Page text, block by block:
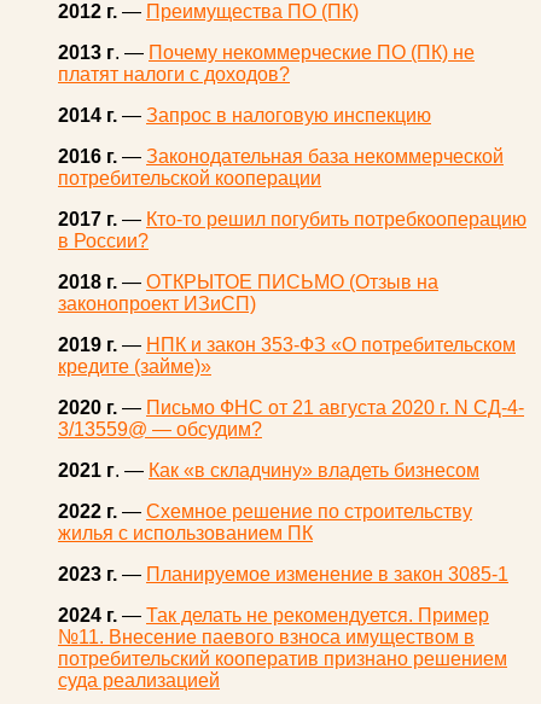
2012 г. — Преимущества ПО (ПК)
2013 г. — Почему некоммерческие ПО (ПК) не
платят налоги с доходов?
2014 г. — Запрос в налоговую инспекцию
2016 г. — Законодательная база некоммерческой
потребительской кооперации
2017 г. — Кто-то решил погубить потребкооперацию
в России?
2018 г. — ОТКРЫТОЕ ПИСЬМО (Отзыв на
законопроект ИЗиСП)
2019 г. — НПК и закон 353-ФЗ «О потребительском
кредите (займе)»
2020 г. — Письмо ФНС от 21 августа 2020 г. N СД-4-
3/13559@ — обсудим?
2021 г. — Как «в складчину» владеть бизнесом
2022 г. — Схемное решение по строительству
жилья с использованием ПК
2023 г. — Планируемое изменение в закон 3085-1
2024 г. — Так делать не рекомендуется. Пример
№11. Внесение паевого взноса имуществом в
потребительский кооператив признано решением
суда реализацией